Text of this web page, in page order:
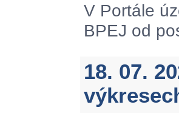
V Portále
BPEJ od
18. 07.